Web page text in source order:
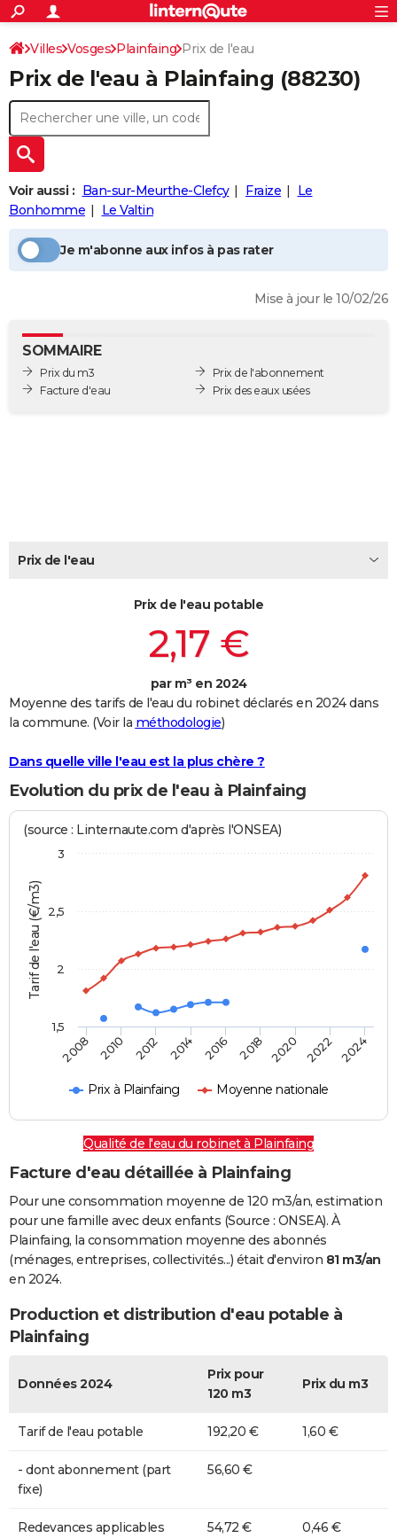
ACTUALITÉS
Politique
Société
Faits Divers
Education
Monde
Villes
+
SPORT
Coupe du monde 2026
Football
Tennis
Cyclisme
Rugby
Forum
Programme TV
TNTStreaming
Cinéma
Sorties cinéma
Musique
Retraite
Impôts
Epargne
Immobilier
Risques naturels par ville
Banque
Assurance
Crédit
AUTO
Essais
Réserver un essai
Citadines
Berlines
SUV
Forum auto
+
Mobiles
Meilleur smartphone
Internet
Ordinateurs
Jeux vidéo
Guide high-tech
+BRICOLAGE
Forum
Aménagement intérieur
Extérieur
Cuisine
Salle de bains
Jardinage
Rangement
+WEEK-END
Art de vivre
Bien-être
Loisirs
Mode
Modes de vie
SANTE
Alimentation
Guide de la santé
Maladies
Médicaments
Sommeil
VOYAGE
Carte de Noël
Carte Bonne année
Carte Saint-Valentin
Carte Pâques
Carte d'anniversaire
DICTIONNAIRE
FORUM
S'inscrire
Connexion
Villes Vosges Plainfaing Prix de l'eau
Prix de l'eau à Plainfaing (88230)
Voir aussi : Ban-sur-Meurthe-Clefcy Fraize
Le
Bonhomme
Le Valtin
Je m'abonne aux infos à pas rater
Mise à jour le 10/02/26
SOMMAIRE
Prix du m3
Facture d'eau
Prix de l'abonnement
Prix des eaux usées
Prix de l'eau
Prix de l'eau potable
2,17 €
par m³ en 2024
Moyenne des tarifs de l'eau du robinet déclarés en 2024 dans
la commune. (Voir la méthodologie)
Dans quelle ville l'eau est la plus chère ?
Evolution du prix de l'eau à Plainfaing
Tarif de l'eau (€/m3)
(source : Linternaute.com d'après l'ONSEA)
Prix à Plainfaing Moyenne nationale
2008 2010 2012 2014 2016 2018 2020 2022 2024
1,5
2
2,5
3
Qualité de l'eau du robinet à Plainfaing
Facture d'eau détaillée à Plainfaing
Pour une consommation moyenne de 120 m3/an, estimation
pour une famille avec deux enfants (Source : ONSEA). À
Plainfaing, la consommation moyenne des abonnés
(ménages, entreprises, collectivités...) était d'environ 81 m3/an
en 2024.
Production et distribution d'eau potable à
Plainfaing
Données 2024
Prix pour
120 m3
Prix du m3
Tarif de l'eau potable 192,20 € 1,60 €
- dont abonnement (part
fixe)
56,60 €
Redevances applicables
54,72 € 0,46 €